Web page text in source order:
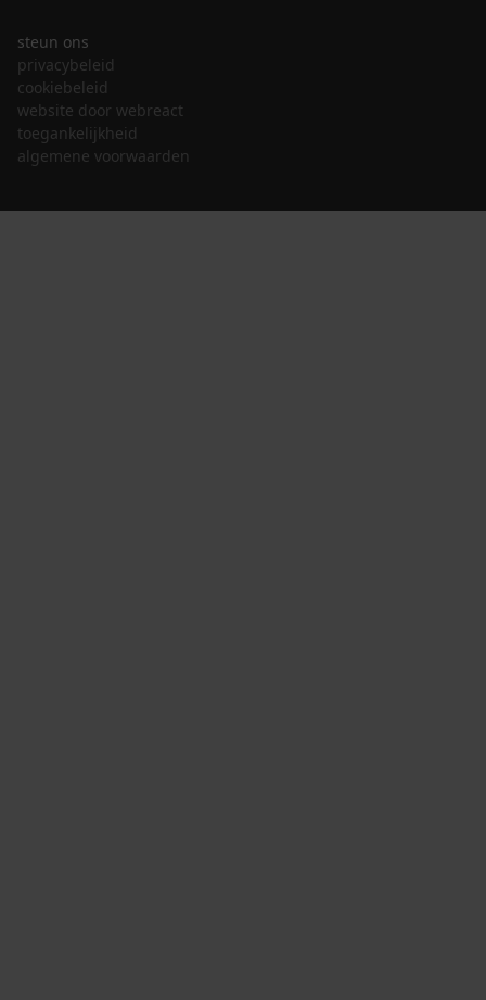
steun ons
privacybeleid
cookiebeleid
website door webreact
toegankelijkheid
algemene voorwaarden